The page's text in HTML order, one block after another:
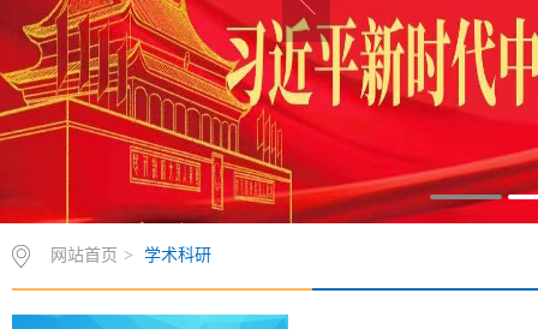
网站首页 > 学术科研